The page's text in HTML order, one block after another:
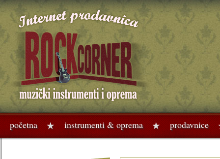
početna instrumenti & oprema prodavnice